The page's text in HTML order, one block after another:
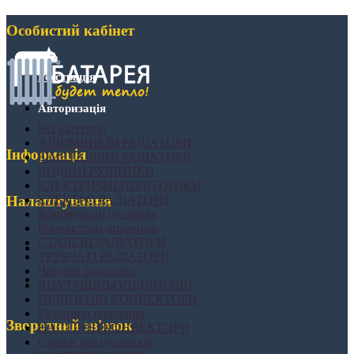
Особистий кабінет
Реєстрація
Авторизація
Інформація
Налаштування
Зворотний зв'язок
БІМЕТАЛІЧНІ РАДІАТОРИ
ЕЛЕКТРО РАДІАТОРИ
Комбіновані рушники
НАСТІННІ КОНВЕКТОРИ